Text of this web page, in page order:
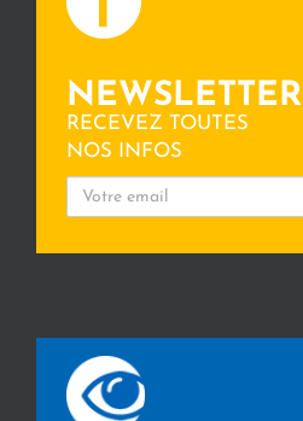
NEWSLETTER
RECEVEZ TOUTES
NOS INFOS